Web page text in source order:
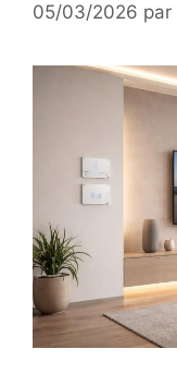
05/03/2026 par